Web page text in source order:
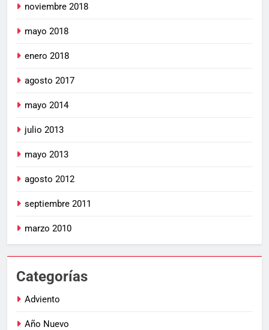
noviembre 2018
mayo 2018
enero 2018
agosto 2017
mayo 2014
julio 2013
mayo 2013
agosto 2012
septiembre 2011
marzo 2010
Categorías
Adviento
Año Nuevo